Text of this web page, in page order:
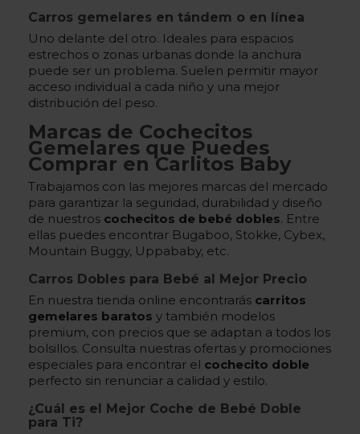
Carros gemelares en tándem o en línea
Uno delante del otro. Ideales para espacios
estrechos o zonas urbanas donde la anchura
puede ser un problema. Suelen permitir mayor
acceso individual a cada niño y una mejor
distribución del peso.
Marcas de Cochecitos
Gemelares que Puedes
Comprar en Carlitos Baby
Trabajamos con las mejores marcas del mercado
para garantizar la seguridad, durabilidad y diseño
de nuestros cochecitos de bebé dobles. Entre
ellas puedes encontrar Bugaboo, Stokke, Cybex,
Mountain Buggy, Uppababy, etc.
Carros Dobles para Bebé al Mejor Precio
En nuestra tienda online encontrarás carritos
gemelares baratos y también modelos
premium, con precios que se adaptan a todos los
bolsillos. Consulta nuestras ofertas y promociones
especiales para encontrar el cochecito doble
perfecto sin renunciar a calidad y estilo.
¿Cuál es el Mejor Coche de Bebé Doble
para Ti?